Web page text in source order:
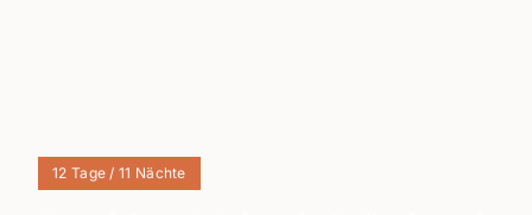
12 Tage / 11 Nächte